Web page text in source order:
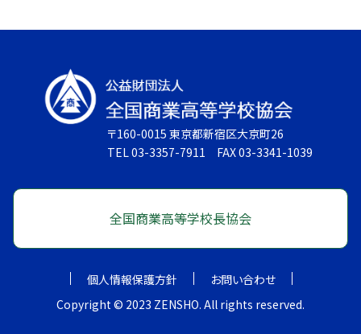
〒160-0015 東京都新宿区大京町26
TEL 03-3357-7911 FAX 03-3341-1039
全国商業高等学校長協会
個人情報保護方針
お問い合わせ
Copyright © 2023 ZENSHO. All rights reserved.